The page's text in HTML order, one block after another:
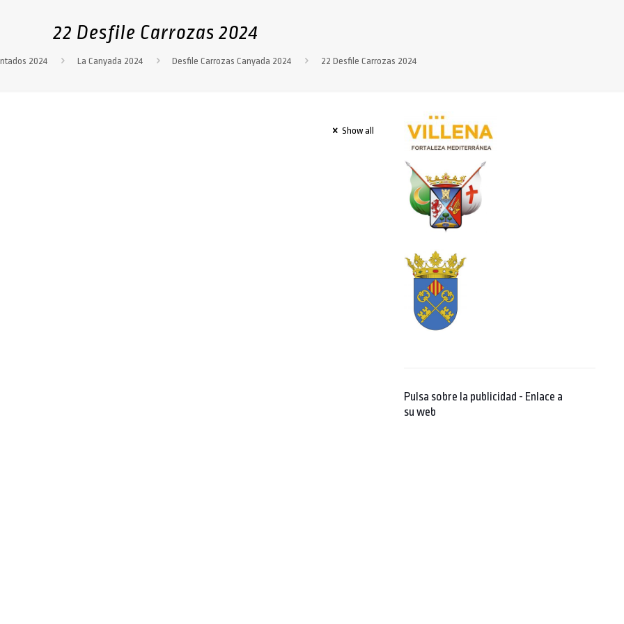
22 Desfile Carrozas 2024
2024 La Canyada 2024 Desfile Carrozas Canyada 2024 22 Desfile Carrozas 2024
Show all
Pulsa sobre la publicidad - Enlace a
su web